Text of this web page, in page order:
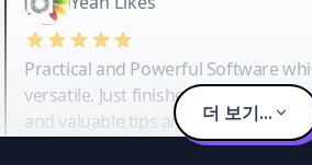
Practical and Powerful Software
versatile. Just finished their
and valuable tips and tricks.
더 보기...